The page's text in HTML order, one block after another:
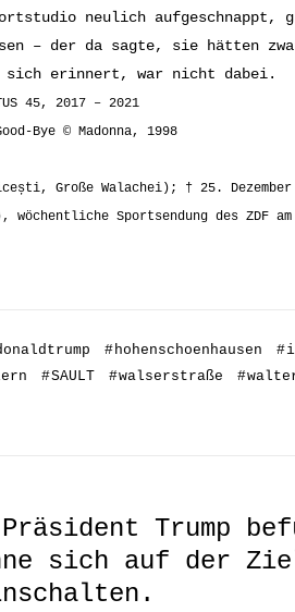
neulich
– der da sagte, sie hätten
sich erinnert, war nicht dabei.
45, 2017 – 2021
Bye © Madonna, 1998
Große Walachei); † 25.
Sportsendung des ZDF am
# hohenschoenhausen #
#SAULT #walserstraße #
Präsident Trump
sich auf der